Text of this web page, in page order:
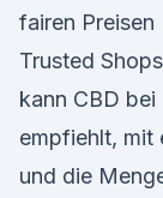
fairen Preisen
Trusted
kann CBD
empfiehlt, mit
und die